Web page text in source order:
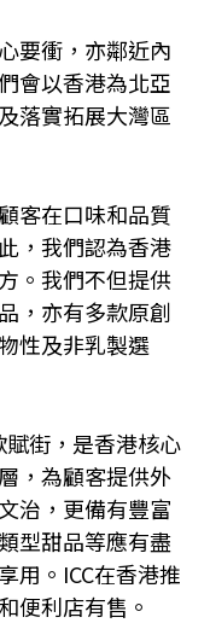
要衝，亦鄰近內
會以香港為北亞
落實拓展大灣區
客在口味和品質
，我們認為香港
。我們不但提供
，亦有多款原創
性及非乳製選
賦街，是香港核心
，為顧客提供外
治，更備有豐富
型甜品等應有盡
用。ICC在香港推
便利店有售。